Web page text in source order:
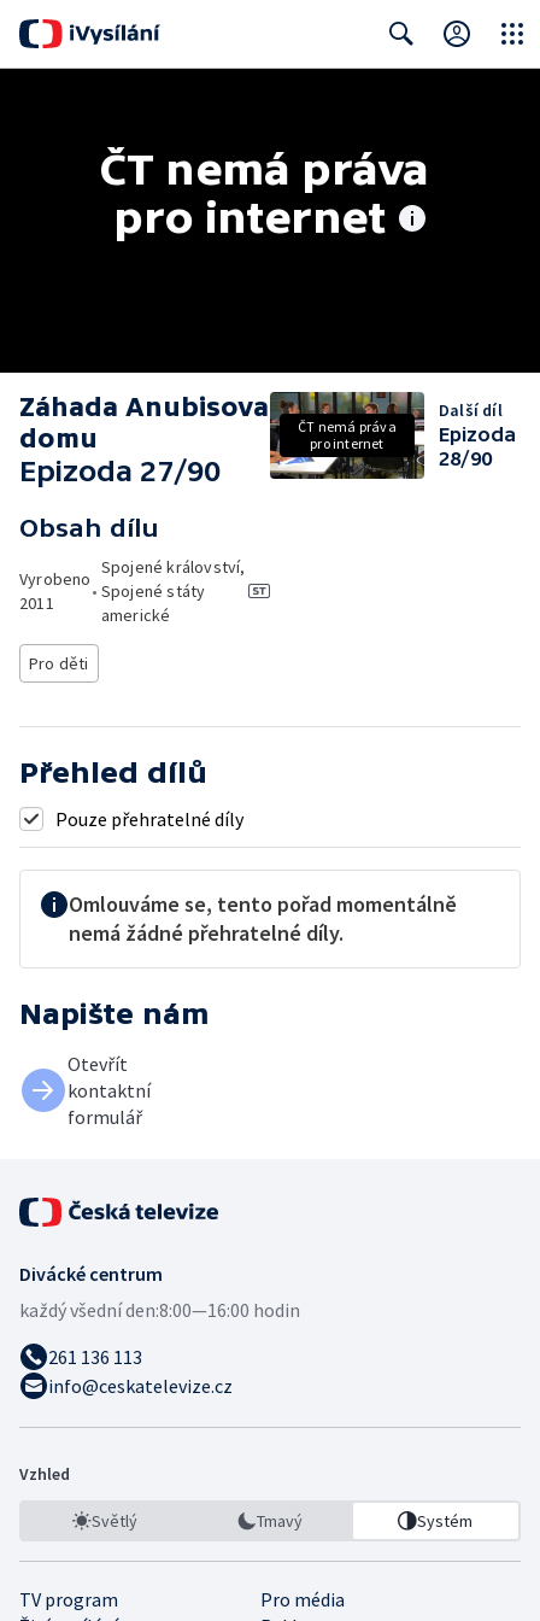
ČT nemá práva
pro internet
Záhada Anubisova
domu
Epizoda 27/90
Obsah dílu
Vyrobeno
2011
•
Spojené království,
Spojené státy
americké
Pro děti
ČT nemá práva
pro internet
Další díl
Epizoda
28/90
Přehled dílů
Pouze přehratelné díly
Omlouváme se, tento pořad momentálně
nemá žádné přehratelné díly.
Napište nám
Otevřít
kontaktní
formulář
Divácké centrum
každý všední den:8:00—16:00 hodin
261 136 113
info@ceskatelevize.cz
Vzhled
Světlý Tmavý Systém
TV program
Pro média